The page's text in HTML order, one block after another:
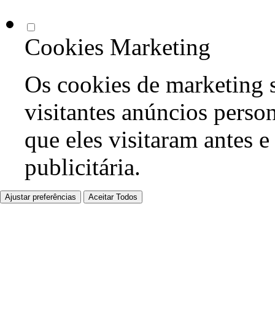
Cookies Marketing
Os cookies de marketing
visitantes anúncios
que eles visitaram antes
publicitária.
Ajustar preferências Aceitar Todos